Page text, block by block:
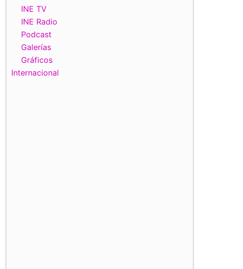
INE TV
INE Radio
Podcast
Galerías
Gráficos
Internacional